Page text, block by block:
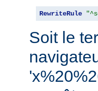
RewriteRule
Soit le